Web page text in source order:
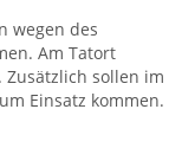
wegen des
Am Tatort
sollen im
Einsatz kommen.